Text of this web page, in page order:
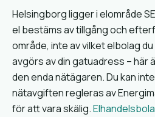
Helsingborg ligger i elområde
el bestäms av tillgång och
område, inte av vilket elbolag
avgörs av din gatuadress – här
den enda nätägaren. Du kan
nätavgiften regleras av
för att vara skälig.